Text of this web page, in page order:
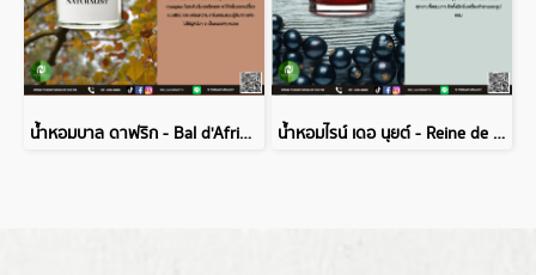
น้ำหอมบาล ดาฟริก - Bal d'Afrique น้ำหอมไรน์ เดอ นุยต์ - Reine de Nuit